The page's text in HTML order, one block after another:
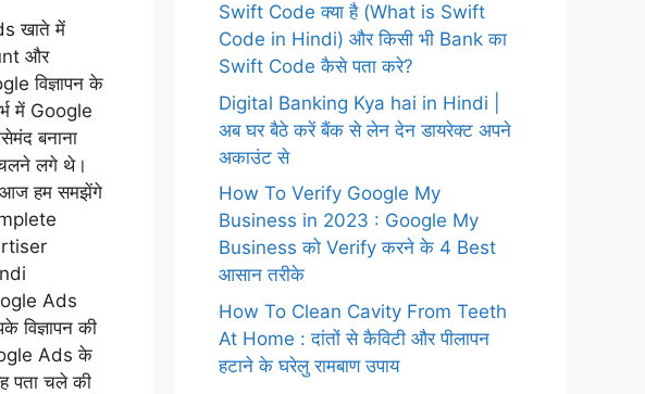
खाते में
और
विज्ञापन के
में Google
बनाना
चलने लगे थे।
आज हम समझेंगे
Ads
की
Ads के
पता चले की
Swift Code क्या है (What is Swift
Code in Hindi) और किसी भी Bank का
Swift Code कैसे पता करे?
Digital Banking Kya hai in Hindi |
अब घर बैठे करें बैंक से लेन देन डायरेक्ट अपने
अकाउंट से
How To Verify Google My
Business in 2023 : Google My
Business को Verify करने के 4 Best
आसान तरीके
How To Clean Cavity From Teeth
At Home : दांतों से कैविटी और पीलापन
हटाने के घरेलु रामबाण उपाय